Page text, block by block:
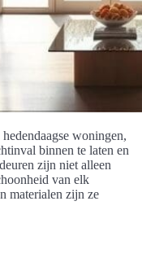
woningen,
binnen te laten en
zijn niet alleen
van elk
materialen zijn ze